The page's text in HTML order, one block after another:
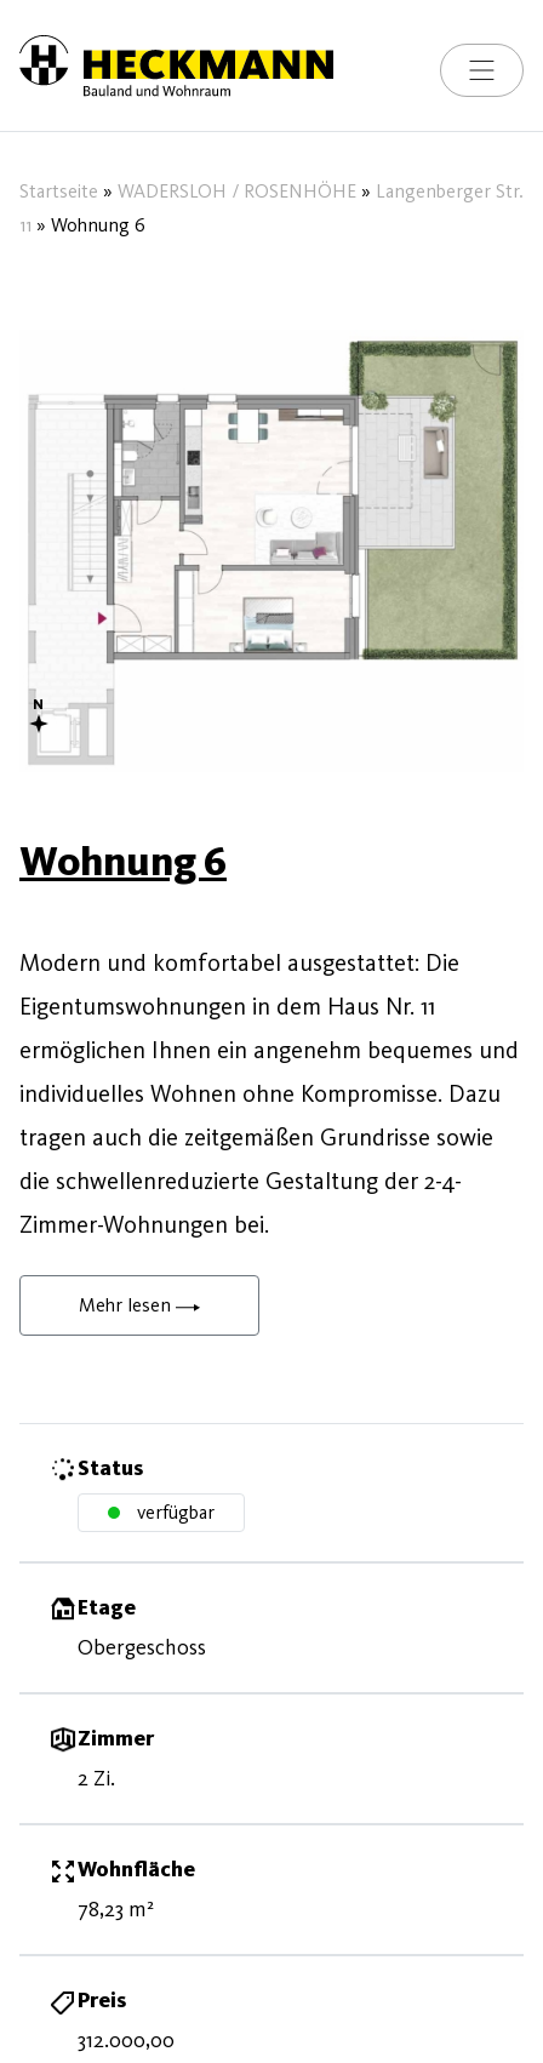
Skip to content
Toggle
Startseite » WADERSLOH / ROSENHÖHE » Langenberger Str.
11 » Wohnung 6
Wohnung 6
Modern und komfortabel ausgestattet: Die
Eigentumswohnungen in dem Haus Nr. 11
ermöglichen Ihnen ein angenehm bequemes und
individuelles Wohnen ohne Kompromisse. Dazu
tragen auch die zeitgemäßen Grundrisse sowie
die schwellenreduzierte Gestaltung der 2-4-
Zimmer-Wohnungen bei.
Mehr lesen
Status
verfügbar
Etage
Obergeschoss
Zimmer
2 Zi.
Wohnfläche
78,23 m²
Preis
312.000,00